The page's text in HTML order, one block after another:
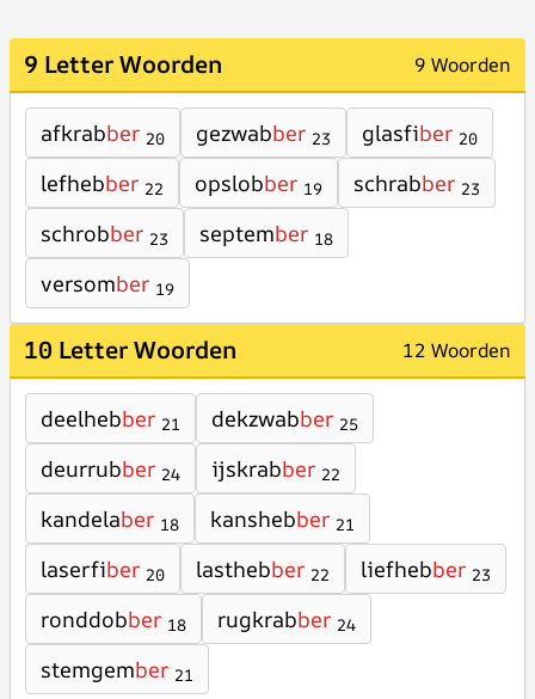
9 Letter Woorden 9 Woorden
afkrabber 20 gezwabber 23 glasfiber 20
lefhebber 22 opslobber 19 schrabber 23
schrobber 23 september 18
versomber 19
10 Letter Woorden 12 Woorden
deelhebber 21 dekzwabber 25
deurrubber 24 ijskrabber 22
kandelaber 18 kanshebber 21
laserfiber 20 lasthebber 22 liefhebber 23
ronddobber 18 rugkrabber 24
stemgember 21